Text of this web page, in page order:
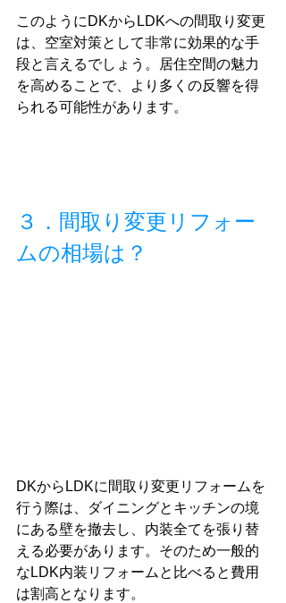
このようにDKからLDKへの間取り変更
は、空室対策として非常に効果的な手
段と言えるでしょう。居住空間の魅力
を高めることで、より多くの反響を得
られる可能性があります。
３．間取り変更リフォー
ムの相場は？
DKからLDKに間取り変更リフォームを
行う際は、ダイニングとキッチンの境
にある壁を撤去し、内装全てを張り替
える必要があります。そのため一般的
なLDK内装リフォームと比べると費用
は割高となります。